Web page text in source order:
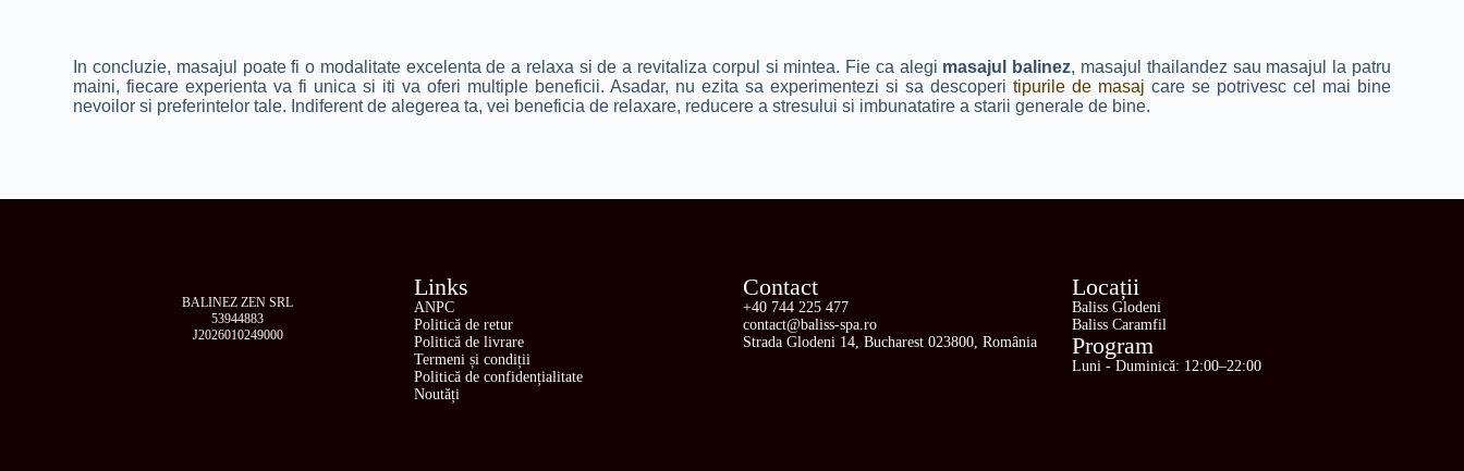
In concluzie, masajul poate fi o modalitate excelenta de a relaxa si de a revitaliza corpul si mintea. Fie ca alegi masajul balinez, masajul thailandez sau masajul la patru
maini, fiecare experienta va fi unica si iti va oferi multiple beneficii. Asadar, nu ezita sa experimentezi si sa descoperi tipurile de masaj care se potrivesc cel mai bine
nevoilor si preferintelor tale. Indiferent de alegerea ta, vei beneficia de relaxare, reducere a stresului si imbunatatire a starii generale de bine.
BALINEZ ZEN SRL
53944883
J2026010249000
Links
ANPC
Politică de retur
Politică de livrare
Termeni și condiții
Politică de confidențialitate
Noutăți
Contact
+40 744 225 477
contact@baliss-spa.ro
Strada Glodeni 14, Bucharest 023800, România
Locații
Baliss Glodeni
Baliss Caramfil
Program
Luni - Duminică: 12:00–22:00